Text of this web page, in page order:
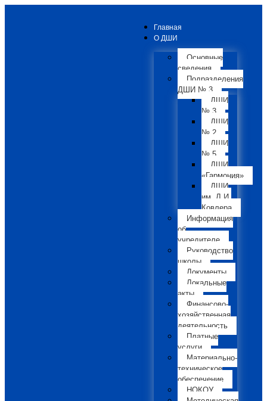
Главная
О ДШИ
Основные
сведения
Подразделения
ДШИ № 3
ДШИ
№ 3
ДШИ
№ 2
ДШИ
№ 5
ДШИ
«Гармония»
ДШИ
им. Л.И.
Ковлера
Информация
об
учредителе
Руководство
школы
Документы
Локальные
акты
Финансово-
хозяйственная
деятельность
Платные
услуги
Материально-
техническое
обеспечение
НОКОУ